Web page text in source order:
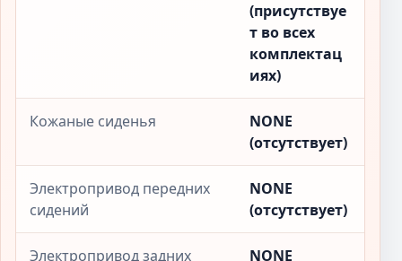
(присутствуе
т во всех
комплектац
иях)
Кожаные сиденья
NONE
(отсутствует)
Электропривод передних
сидений
NONE
(отсутствует)
Электропривод задних
NONE